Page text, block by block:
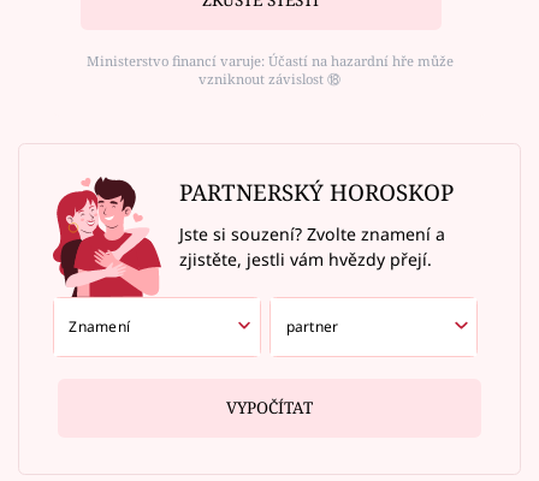
Ministerstvo financí varuje: Účastí na hazardní hře může
vzniknout závislost ⑱
PARTNERSKÝ HOROSKOP
Jste si souzení? Zvolte znamení a
zjistěte, jestli vám hvězdy přejí.
VYPOČÍTAT